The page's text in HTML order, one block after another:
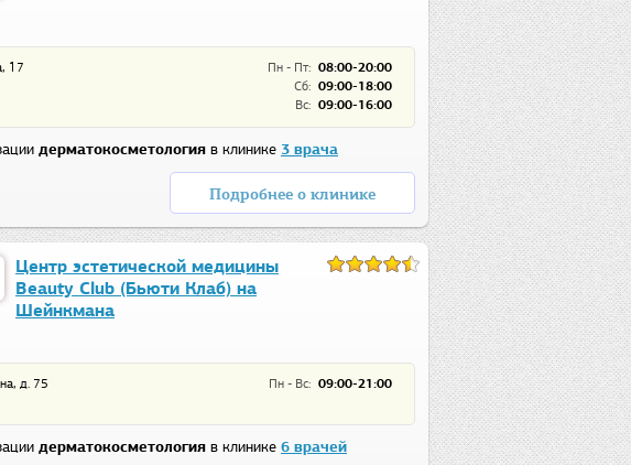
Пн - Пт: 08:00-20:00
Сб: 09:00-18:00
Вс: 09:00-16:00
17
дерматокосметология в клинике 3 врача
Подробнее о клинике
Центр эстетической медицины
Beauty Club (Бьюти Клаб) на
Шейнкмана
Пн - Вс: 09:00-21:00
д. 75
дерматокосметология в клинике 6 врачей